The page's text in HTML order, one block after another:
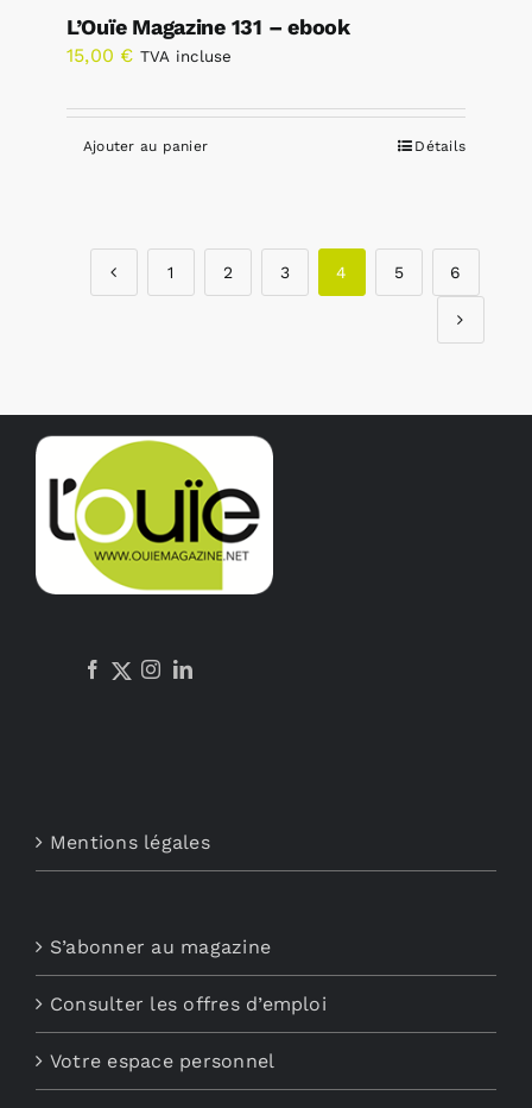
L’Ouïe Magazine 131 – ebook
15,00 € TVA incluse
Ajouter au panier Détails
1 2 3 4 5 6
Mentions légales
S’abonner au magazine
Consulter les offres d’emploi
Votre espace personnel